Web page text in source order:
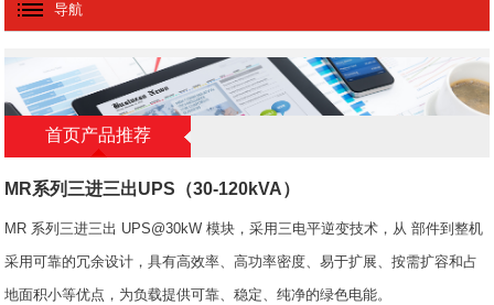
导航
首页产品推荐
MR系列三进三出UPS（30-120kVA）
MR 系列三进三出 UPS@30kW 模块，采用三电平逆变技术，从 部件到整机
采用可靠的冗余设计，具有高效率、高功率密度、易于扩展、按需扩容和占
地面积小等优点，为负载提供可靠、稳定、纯净的绿色电能。